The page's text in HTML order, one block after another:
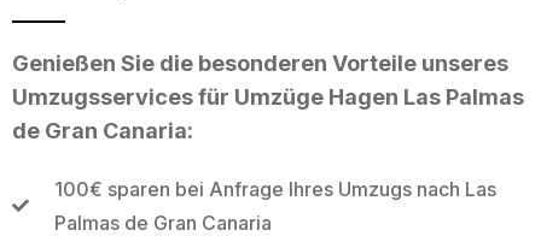
Genießen Sie die besonderen Vorteile unseres
Umzugsservices für Umzüge Hagen Las Palmas
de Gran Canaria:
100€ sparen bei Anfrage Ihres Umzugs nach Las
Palmas de Gran Canaria